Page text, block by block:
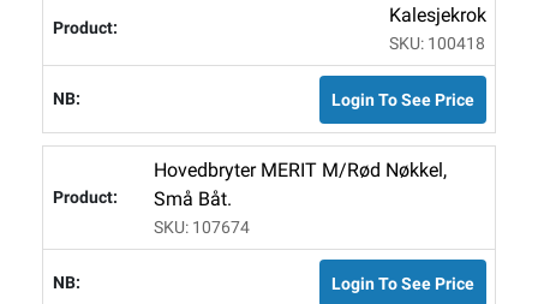
Kalesjekrok
SKU: 100418
Login To See Price
Hovedbryter MERIT M/rød Nøkkel,
Små Båt.
SKU: 107674
Login To See Price